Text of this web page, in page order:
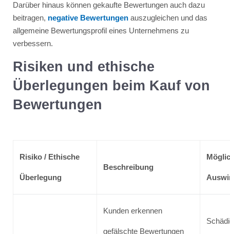
Darüber hinaus können gekaufte Bewertungen auch dazu
beitragen, negative Bewertungenauszugleichen und das
allgemeine Bewertungsprofil eines Unternehmens zu
verbessern.
Risiken und ethische
Überlegungen beim Kauf von
Bewertungen
Risiko / Ethische
Überlegung
Beschreibung
Kunden erkennen
gefälschte Bewertungen